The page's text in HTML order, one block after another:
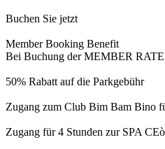
Buchen Sie jetzt
Member Booking Benefit
Bei Buchung der MEMBER RATE
50% Rabatt auf die Parkgebühr
Zugang zum Club Bim Bam Bino
Zugang für 4 Stunden zur SPA